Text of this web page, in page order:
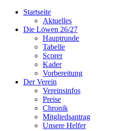
Startseite
Aktuelles
Die Löwen 26/27
Hauptrunde
Tabelle
Scorer
Kader
Vorbereitung
Der Verein
Vereinsinfos
Preise
Chronik
Mitgliedsantrag
Unsere Helfer